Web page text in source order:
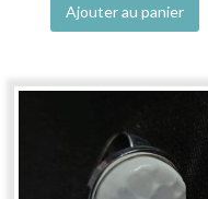
Ajouter au panier